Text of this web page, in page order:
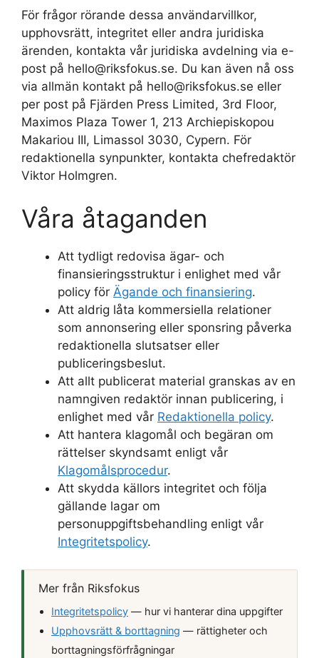
För frågor rörande dessa användarvillkor,
upphovsrätt, integritet eller andra juridiska
ärenden, kontakta vår juridiska avdelning via e-
post på hello@riksfokus.se. Du kan även nå oss
via allmän kontakt på hello@riksfokus.se eller
per post på Fjärden Press Limited, 3rd Floor,
Maximos Plaza Tower 1, 213 Archiepiskopou
Makariou III, Limassol 3030, Cypern. För
redaktionella synpunkter, kontakta chefredaktör
Viktor Holmgren.
Våra åtaganden
Att tydligt redovisa ägar- och
finansieringsstruktur i enlighet med vår
policy för Ägande och finansiering.
Att aldrig låta kommersiella relationer
som annonsering eller sponsring påverka
redaktionella slutsatser eller
publiceringsbeslut.
Att allt publicerat material granskas av en
namngiven redaktör innan publicering, i
enlighet med vår Redaktionella policy.
Att hantera klagomål och begäran om
rättelser skyndsamt enligt vår
Klagomålsprocedur.
Att skydda källors integritet och följa
gällande lagar om
personuppgiftsbehandling enligt vår
Integritetspolicy.
Mer från Riksfokus
Integritetspolicy — hur vi hanterar dina uppgifter
Upphovsrätt & borttagning — rättigheter och
borttagningsförfrågningar